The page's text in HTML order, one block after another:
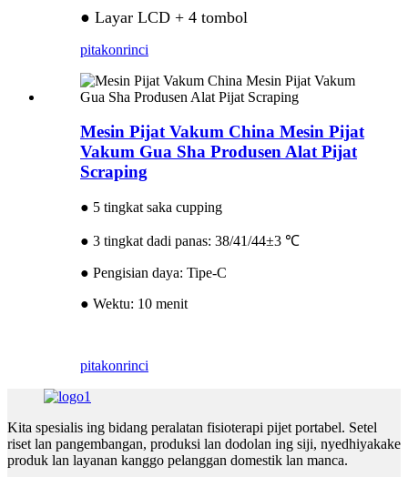
● Layar LCD + 4 tombol
pitakonrinci
Mesin Pijat Vakum China Mesin Pijat
Vakum Gua Sha Produsen Alat Pijat
Scraping
● 5 tingkat saka cupping
● 3 tingkat dadi panas: 38/41/44±3 ℃
● Pengisian daya: Tipe-C
● Wektu: 10 menit
pitakonrinci
Kita spesialis ing bidang peralatan fisioterapi pijet portabel. Setel
riset lan pangembangan, produksi lan dodolan ing siji, nyedhiyakake
produk lan layanan kanggo pelanggan domestik lan manca.